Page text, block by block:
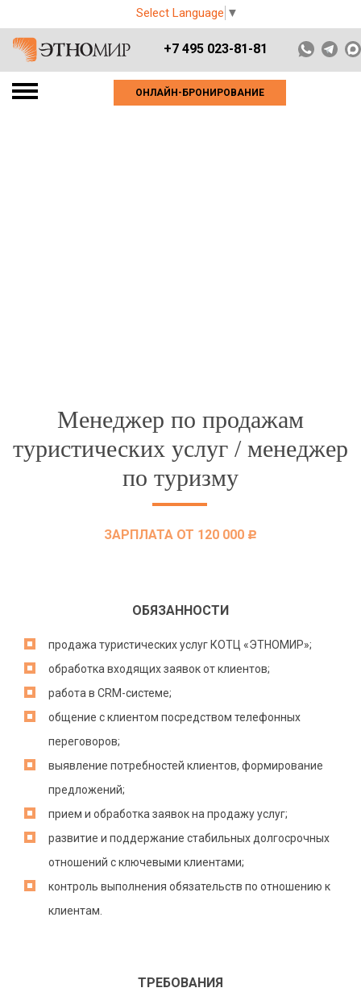
Select Language ▼
+7 495 023-81-81
ОНЛАЙН-БРОНИРОВАНИЕ
Менеджер по продажам
туристических услуг / менеджер
по туризму
ЗАРПЛАТА ОТ 120 000 c
ОБЯЗАННОСТИ
продажа туристических услуг КОТЦ «ЭТНОМИР»;
обработка входящих заявок от клиентов;
работа в CRM-системе;
общение с клиентом посредством телефонных
переговоров;
выявление потребностей клиентов, формирование
предложений;
прием и обработка заявок на продажу услуг;
развитие и поддержание стабильных долгосрочных
отношений с ключевыми клиентами;
контроль выполнения обязательств по отношению к
клиентам.
ТРЕБОВАНИЯ